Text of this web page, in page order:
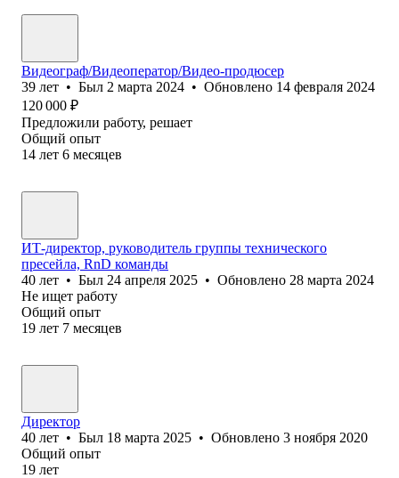
Видеограф/Видеоператор/Видео-продюсер
39 лет • Был 2 марта 2024 • Обновлено 14 февраля 2024
120 000 ₽
Предложили работу, решает
Общий опыт
14 лет 6 месяцев
ИТ-директор, руководитель группы технического
пресейла, RnD команды
40 лет • Был 24 апреля 2025 • Обновлено 28 марта 2024
Не ищет работу
Общий опыт
19 лет 7 месяцев
Директор
40 лет • Был 18 марта 2025 • Обновлено 3 ноября 2020
Общий опыт
19 лет